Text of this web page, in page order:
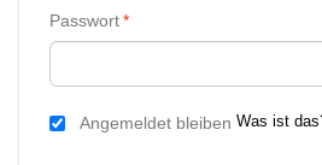
*
Passwort
Angemeldet bleiben Was ist